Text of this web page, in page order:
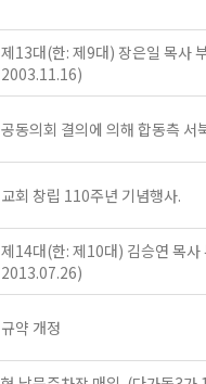
제13대(한: 제9대) 장은일 목사
2003.11.16)
공동의회 결의에 의해 합동측 서
교회 창립 110주년 기념행사.
제14대(한: 제10대) 김승연 목사
2013.07.26)
규약 개정